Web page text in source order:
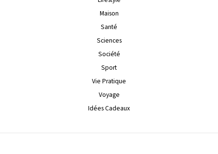
Maison
Santé
Sciences
Société
Sport
Vie Pratique
Voyage
Idées Cadeaux